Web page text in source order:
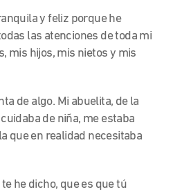
y feliz porque he
las atenciones de toda mi
mis hijos, mis nietos y mis
de algo. Mi abuelita, de la
de niña, me estaba
que en realidad necesitaba
he dicho, que es que tú